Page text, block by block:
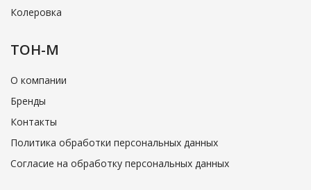
Колеровка
ТОН-М
О компании
Бренды
Контакты
Политика обработки персональных данных
Согласие на обработку персональных данных